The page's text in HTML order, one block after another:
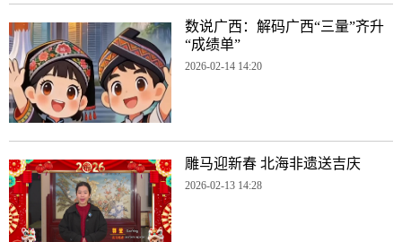
数说广西：解码广西“三量”齐升
“成绩单”
2026-02-14 14:20
雕马迎新春 北海非遗送吉庆
2026-02-13 14:28